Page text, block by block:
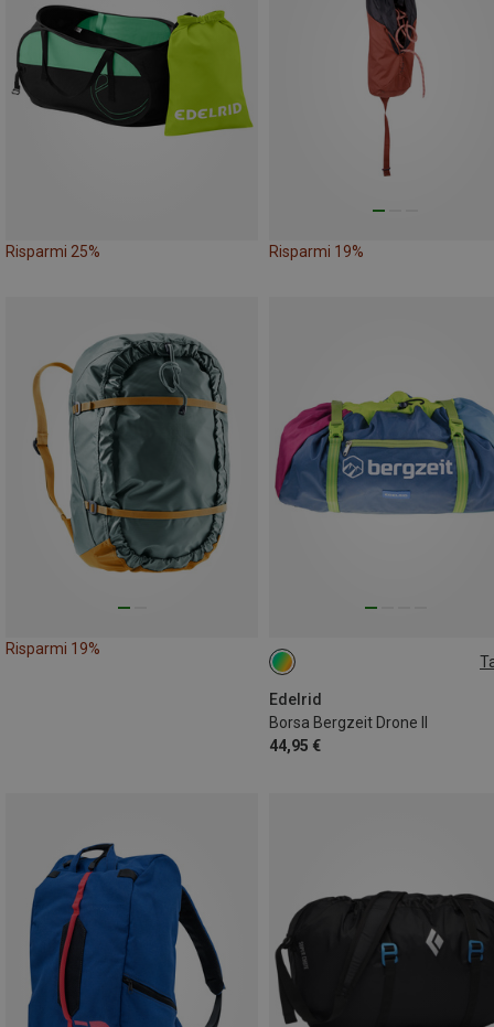
Risparmi 25% Risparmi 19%
Risparmi 19%
Edelrid
Borsa Bergzeit Drone II
44,95 €
ONE SIZE